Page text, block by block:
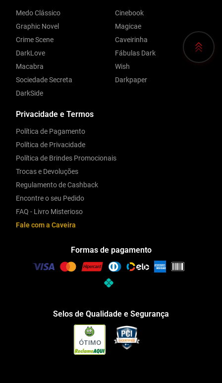
Privacidade e Termos
Política de Pagamento
Política de Privacidade
Política de Brindes Promocionais
Trocas e Devoluções
Regulamento de Cashback
Encontre o seu Pedido
FAQ - Livro Misterioso
Fale com a Caveira
Medo Clássico
Graphic Novel
Crime Scene
DarkLove
Macabra
Sociedade Secreta
DarkSide
Cinebook
Magicae
Caveirinha
Fábulas Dark
Wish
Darkpaper
Formas de pagamento
Selos de Qualidade e Segurança
ÓTIMO